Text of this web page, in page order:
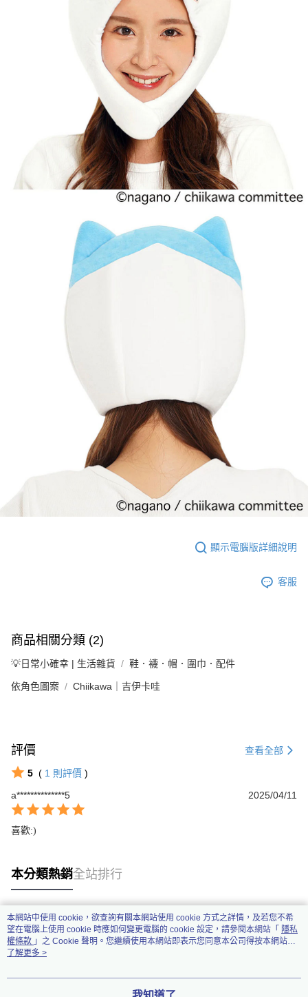
顯示電腦版詳細說明
客服
商品相關分類 (2)
💡日常小確幸 | 生活雜貨 鞋．襪．帽．圍巾．配件
依角色圖案 Chiikawa｜吉伊卡哇
評價 查看全部
5 ( 1 則評價 )
a**************5
2025/04/11
喜歡:)
本分類熱銷全站排行
熱門標籤
本網站中使用 cookie，欲查詢有關本網站使用 cookie 方式之詳情，及若您不希
望在電腦上使用 cookie 時應如何變更電腦的 cookie 設定，請參閱本網站「 隱私
權條款 」之 Cookie 聲明。您繼續使用本網站即表示您同意本公司得按本網站使
用條款之 Cookie 聲明使用 cookie。
了解更多 >